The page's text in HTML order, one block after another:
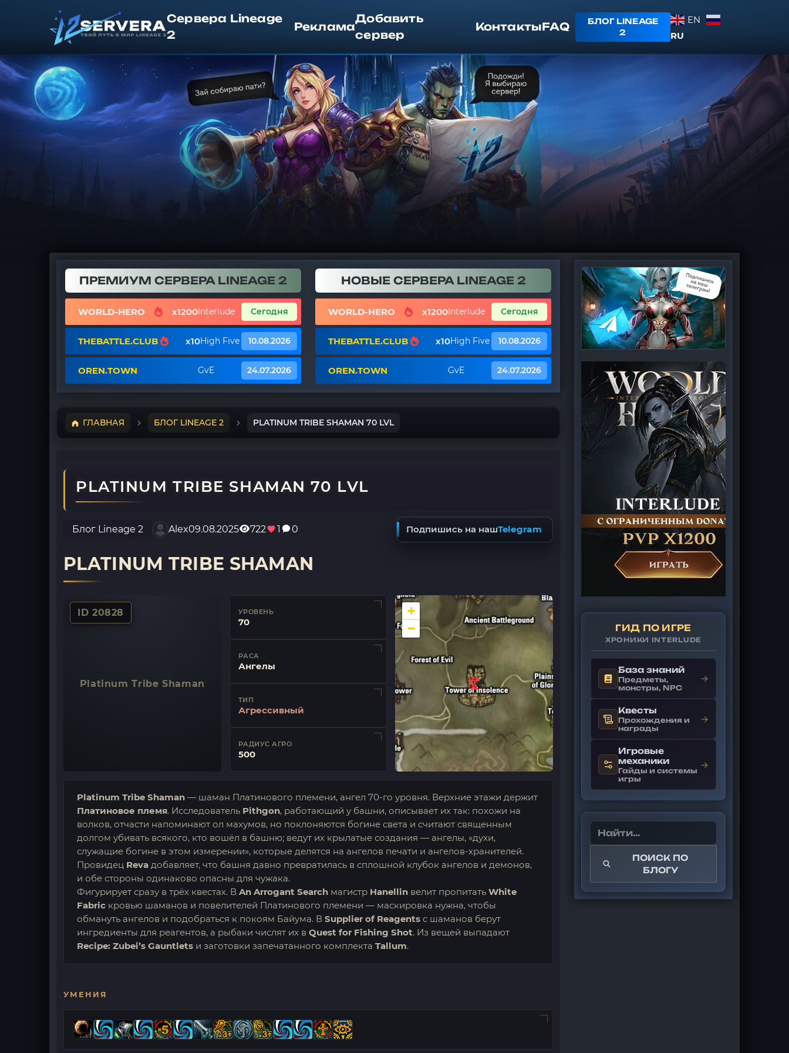
Сервера Lineage
2
Реклама
Добавить
сервер
КонтактыFAQ
БЛОГ LINEAGE
2
EN
RU
ПРЕМИУМ СЕРВЕРА LINEAGE 2
WORLD-HERO x1200Interlude Сегодня
THEBATTLE.CLUB x10High Five 10.08.2026
OREN.TOWN GvE 24.07.2026
НОВЫЕ СЕРВЕРА LINEAGE 2
WORLD-HERO x1200Interlude Сегодня
THEBATTLE.CLUB x10High Five 10.08.2026
OREN.TOWN GvE 24.07.2026
ГЛАВНАЯ БЛОГ LINEAGE 2 PLATINUM TRIBE SHAMAN 70 LVL
PLATINUM TRIBE SHAMAN 70 LVL
Блог Lineage 2 Alex09.08.2025 722 1 0 Подпишись на нашTelegram
PLATINUM TRIBE SHAMAN
ID 20828
Platinum Tribe Shaman
УРОВЕНЬ
70
РАСА
Ангелы
ТИП
Агрессивный
РАДИУС АГРО
500
+
−
Platinum Tribe Shaman — шаман Платинового племени, ангел 70-го уровня. Верхние этажи держит
Платиновое племя. Исследователь Pithgon, работающий у башни, описывает их так: похожи на
волков, отчасти напоминают ол махумов, но поклоняются богине света и считают священным
долгом убивать всякого, кто вошёл в башню; ведут их крылатые создания — ангелы, «духи,
служащие богине в этом измерении», которые делятся на ангелов печати и ангелов-хранителей.
Провидец Reva добавляет, что башня давно превратилась в сплошной клубок ангелов и демонов,
и обе стороны одинаково опасны для чужака.
Фигурирует сразу в трёх квестах. В An Arrogant Search магистр Hanellin велит пропитать White
Fabric кровью шаманов и повелителей Платинового племени — маскировка нужна, чтобы
обмануть ангелов и подобраться к покоям Байума. В Supplier of Reagents с шаманов берут
ингредиенты для реагентов, а рыбаки числят их в Quest for Fishing Shot. Из вещей выпадают
Recipe: Zubei’s Gauntlets и заготовки запечатанного комплекта Tallum.
УМЕНИЯ
ГИД ПО ИГРЕ
ХРОНИКИ INTERLUDE
База знаний
Предметы,
монстры, NPC
→
Квесты
Прохождения и
награды
→
Игровые
механики
Гайды и системы
игры
→
ПОИСК ПО
БЛОГУ